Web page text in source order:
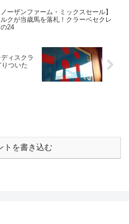
ノーザンファーム・ミックスセール】
クが当歳馬を落札！クラーベセクレ
24
ィスクラ
ついた
トを書き込む